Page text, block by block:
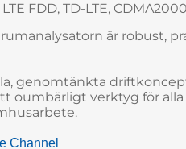
FDD, TD-LTE,
är robust,
genomtänkta
oumbärligt verktyg för
Channel